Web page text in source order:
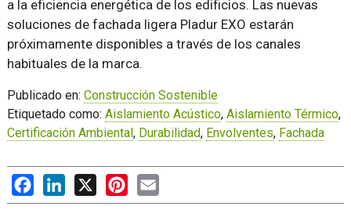
a la eficiencia energética de los edificios. Las nuevas
soluciones de fachada ligera Pladur EXO estarán
próximamente disponibles a través de los canales
habituales de la marca.
Publicado en: Construcción Sostenible
Etiquetado como: Aislamiento Acústico, Aislamiento Térmico,
Certificación Ambiental , Durabilidad, Envolventes, Fachada
FacebookLinkedIn Pinterest